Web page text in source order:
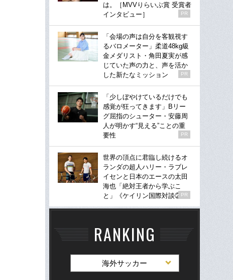
は。［MVVりらいぶ賞 受賞者
インタビュー］
PR
「会場の声は自分を客観視す
るバロメーター」柔道48kg級
金メダリスト・角田夏実が感
じていた声の力と、声を活か
した新たなミッション
PR
「少しぼやけているだけでも
感覚が狂ってきます」Bリー
グ屈指のシューター・安藤周
人が明かす“見える”ことの重
要性
PR
世界の頂点に君臨し続けるオ
ランダの超人ハリー・ラブレ
イセンと日本のエースの太田
海也「絶対王者から学ぶこ
と」《ケイリン国際対談②》
PR
RANKING
海外サッカー